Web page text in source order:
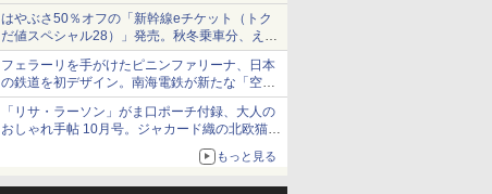
はやぶさ50％オフの「新幹線eチケット（トク
だ値スペシャル28）」発売。秋冬乗車分、えき
ねっと限定
フェラーリを手がけたピニンファリーナ、日本
の鉄道を初デザイン。南海電鉄が新たな「空港
特急」をなにわ筋線へ導入
「リサ・ラーソン」がま口ポーチ付録、大人の
おしゃれ手帖 10月号。ジャカード織の北欧猫デ
もっと見る